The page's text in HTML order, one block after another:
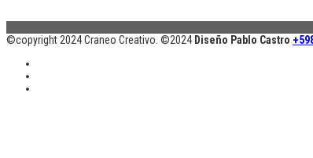
©copyright 2024 Craneo Creativo. ©2024 Diseño Pablo Castro